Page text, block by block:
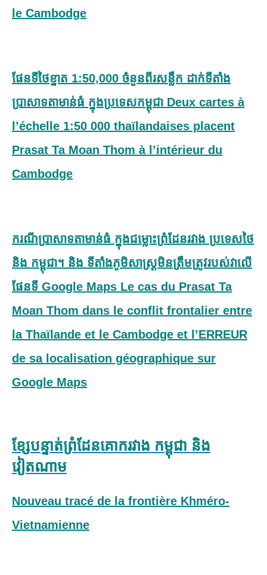
le Cambodge
ផែនទីថៃខ្នាត 1:50,000 ចំនួនពីរសន្លឹក ដាក់ទីតាំង
ប្រាសាទតាមាន់ធំ ក្នុងប្រទេសកម្ពុជា Deux cartes à
l’échelle 1:50 000 thaïlandaises placent
Prasat Ta Moan Thom à l’intérieur du
Cambodge
ករណីប្រាសាទតាមាន់ធំ ក្នុងជម្លោះព្រំដែនរវាង ប្រទេសថៃ
និង កម្ពុជា។ និង ទីតាំងភូមិសាស្ត្រមិនត្រឹមត្រូវរបស់វាលើ
ផែនទី Google Maps Le cas du Prasat Ta
Moan Thom dans le conflit frontalier entre
la Thaïlande et le Cambodge et l’ERREUR
de sa localisation géographique sur
Google Maps
ខ្សែបន្ទាត់​​ព្រំដែនគោករវាង កម្ពុជា និង
វៀតណាម
Nouveau tracé de la frontière Khméro-
Vietnamienne